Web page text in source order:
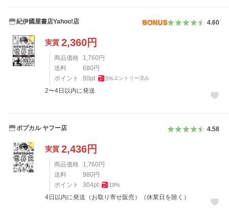
紀伊國屋書店Yahoo!店 4.60
実質 2,360円
商品価格 1,760 円
送料
680 円
ポイント
80pt 5%エントリー済み
2〜4日以内に発送
ポプカル ヤフー店 4.58
実質 2,436円
商品価格 1,760 円
送料
980 円
ポイント
304pt 19%
4日以内に発送（お取り寄せ販売）（休業日を除く）